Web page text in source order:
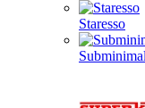
Staresso
Subminimal